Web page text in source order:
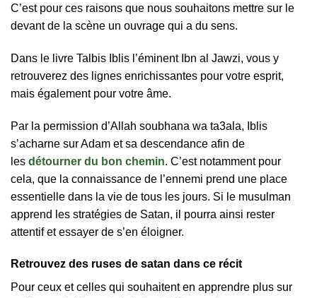
C’est pour ces raisons que nous souhaitons mettre sur le
devant de la scène un ouvrage qui a du sens.
Dans le livre Talbis Iblis l’éminent Ibn al Jawzi, vous y
retrouverez des lignes enrichissantes pour votre esprit,
mais également pour votre âme.
Par la permission d’Allah soubhana wa ta3ala, Iblis
s’acharne sur Adam et sa descendance afin de
les détourner du bon chemin. C’est notamment pour
cela, que la connaissance de l’ennemi prend une place
essentielle dans la vie de tous les jours. Si le musulman
apprend les stratégies de Satan, il pourra ainsi rester
attentif et essayer de s’en éloigner.
Retrouvez des ruses de satan dans ce récit
Pour ceux et celles qui souhaitent en apprendre plus sur